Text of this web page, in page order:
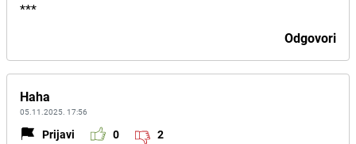
***
Odgovori
Haha
05.11.2025. 17:56
Prijavi 0 2